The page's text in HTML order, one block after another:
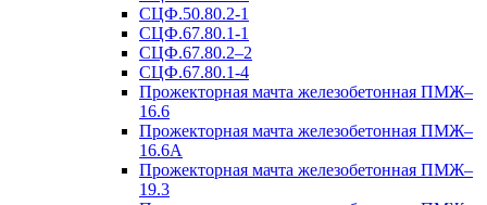
СЦФ.50.80.2-1
СЦФ.67.80.1-1
СЦФ.67.80.2–2
СЦФ.67.80.1-4
Прожекторная мачта железобетонная ПМЖ–
16.6
Прожекторная мачта железобетонная ПМЖ–
16.6А
Прожекторная мачта железобетонная ПМЖ–
19.3